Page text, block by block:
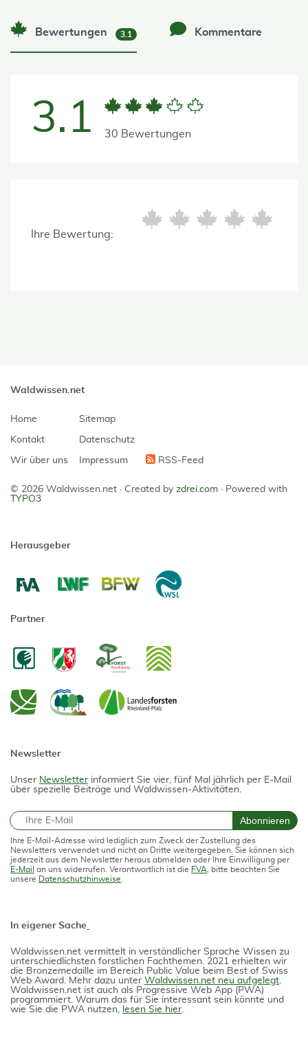
Bewertungen 3.1 Kommentare
3.1 30 Bewertungen
Ihre Bewertung:
Waldwissen.net
Home
Kontakt
Wir über uns
Sitemap
Datenschutz
Impressum RSS-Feed
© 2026 Waldwissen.net · Created by zdrei.com · Powered with
TYPO3
Herausgeber
Partner
Newsletter
Unser Newsletter informiert Sie vier, fünf Mal jährlich per E-Mail
über spezielle Beiträge und Waldwissen-Aktivitäten.
E-Mail Abonnieren
Ihre E-Mail-Adresse wird lediglich zum Zweck der Zustellung des
Newsletters verwendet und nicht an Dritte weitergegeben. Sie können sich
jederzeit aus dem Newsletter heraus abmelden oder Ihre Einwilligung per
E-Mail an uns widerrufen. Verantwortlich ist die FVA , bitte beachten Sie
unsere Datenschutzhinweise
In eigener Sache
Waldwissen.net vermittelt in verständlicher Spra­che Wissen zu
unterschiedlichsten forstlichen Fach­themen. 2021 erhielten wir
die Bron­ze­medail­le im Bereich Public Value beim Best of Swiss
Web Award. Mehr dazu unter Waldwissen.net neu aufgelegt
Waldwissen.net ist auch als Progres­si­ve Web App (PWA)
programmiert. Warum das für Sie interessant sein könnte und
wie Sie die PWA nutzen,
lesen Sie hier